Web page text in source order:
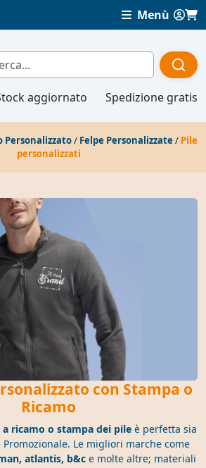
Menù
aggiornato Spedizione gratis
/ Felpe Personalizzate / Pile
personalizzati
con Stampa o
Ricamo
a ricamo o stampa dei pile è perfetta sia
Le migliori marche come
atlantis, b&c e molte altre; materiali